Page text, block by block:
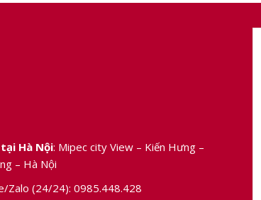
Hà Nội: Mipec city View – Kiến Hưng –
– Hà Nội
Zalo (24/24): 0985.448.428